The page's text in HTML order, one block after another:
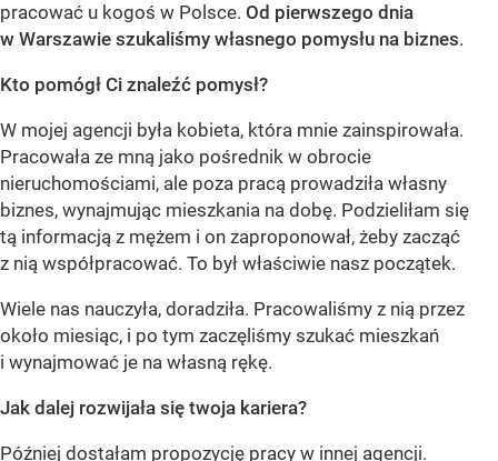
pracować u kogoś w Polsce. Od pierwszego dnia
w Warszawie szukaliśmy własnego pomysłu na biznes.
Kto pomógł Ci znaleźć pomysł?
W mojej agencji była kobieta, która mnie zainspirowała.
Pracowała ze mną jako pośrednik w obrocie
nieruchomościami, ale poza pracą prowadziła własny
biznes, wynajmując mieszkania na dobę. Podzieliłam się
tą informacją z mężem i on zaproponował, żeby zacząć
z nią współpracować. To był właściwie nasz początek.
Wiele nas nauczyła, doradziła. Pracowaliśmy z nią przez
około miesiąc, i po tym zaczęliśmy szukać mieszkań
i wynajmować je na własną rękę.
Jak dalej rozwijała się twoja kariera?
Później dostałam propozycję pracy w innej agencji.